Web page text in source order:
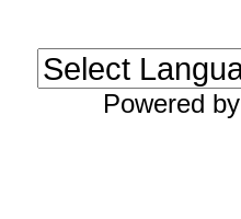
Powered by